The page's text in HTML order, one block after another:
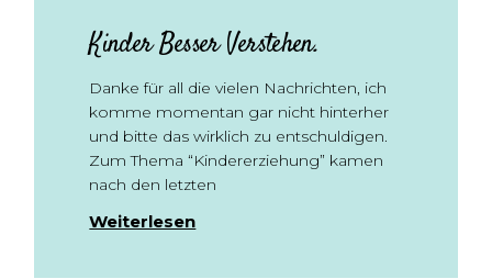
Kinder Besser Verstehen.
Danke für all die vielen Nachrichten, ich
komme momentan gar nicht hinterher
und bitte das wirklich zu entschuldigen.
Zum Thema “Kindererziehung” kamen
nach den letzten
Weiterlesen